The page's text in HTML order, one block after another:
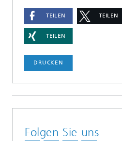
TEILEN TEILEN
TEILEN
DRUCKEN
Folgen Sie uns